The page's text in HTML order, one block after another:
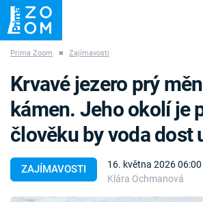
ZÁHADY VETŘELCI DÁVNOVĚKU
Témata
Prima Zoom ■ Zajímavosti
ZAJÍMAVOSTI
16. května 2026 06:00
Klára Ochmanová
Krvavé jezero prý
kámen. Jeho okolí je
člověku by voda dost